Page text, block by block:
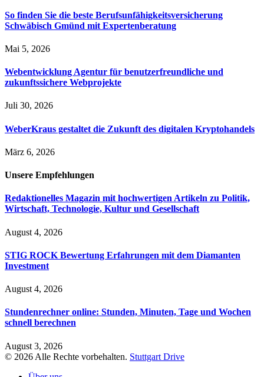
So finden Sie die beste Berufsunfähigkeitsversicherung
Schwäbisch Gmünd mit Expertenberatung
Mai 5, 2026
Webentwicklung Agentur für benutzerfreundliche und
zukunftssichere Webprojekte
Juli 30, 2026
WeberKraus gestaltet die Zukunft des digitalen Kryptohandels
März 6, 2026
Unsere Empfehlungen
Redaktionelles Magazin mit hochwertigen Artikeln zu Politik,
Wirtschaft, Technologie, Kultur und Gesellschaft
August 4, 2026
STIG ROCK Bewertung Erfahrungen mit dem Diamanten
Investment
August 4, 2026
Stundenrechner online: Stunden, Minuten, Tage und Wochen
schnell berechnen
August 3, 2026
© 2026 Alle Rechte vorbehalten. Stuttgart Drive